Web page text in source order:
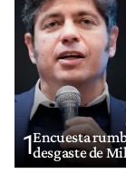
1Encuesta
desgaste de